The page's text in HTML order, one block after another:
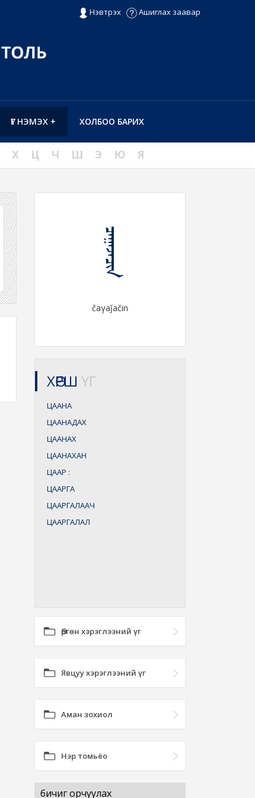
Нэвтрэх Ашиглах заавар
ХОЛБОО БАРИХ
ҮГ НЭМЭХ +
Х Ц Ч Ш Э Ю Я
ᠴᠠᠭᠠᠵᠠᠴᠢᠨ
čaγaǰačin
ХӨРШ ҮГ
ЦААНА
ЦААНАДАХ
ЦААНАХ
ЦААНАХАН
ЦААР :
ЦААРГА
ЦААРГАЛААЧ
ЦААРГАЛАЛ
Өргөн хэрэглээний үг
Явцуу хэрэглээний үг
Аман зохиол
Нэр томьёо
бичиг орчуулах